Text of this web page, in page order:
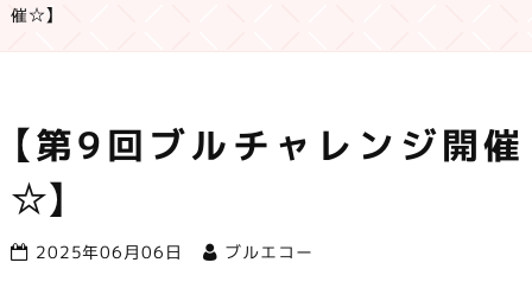
屋市、八代
催☆】
【第9回ブルチャレンジ開催
☆】
2025年06月06日 ブルエコー